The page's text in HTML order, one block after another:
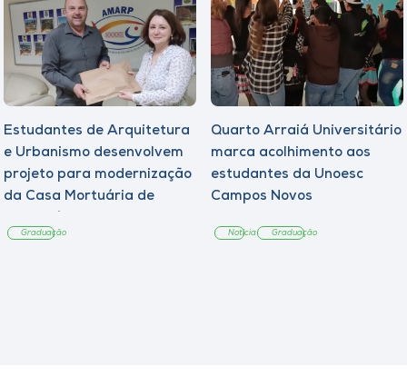
Estudantes de Arquitetura
e Urbanismo desenvolvem
projeto para modernização
da Casa Mortuária de
Graduação
Quarto Arraiá Universitário
marca acolhimento aos
estudantes da Unoesc
Campos Novos
Notícia Graduação